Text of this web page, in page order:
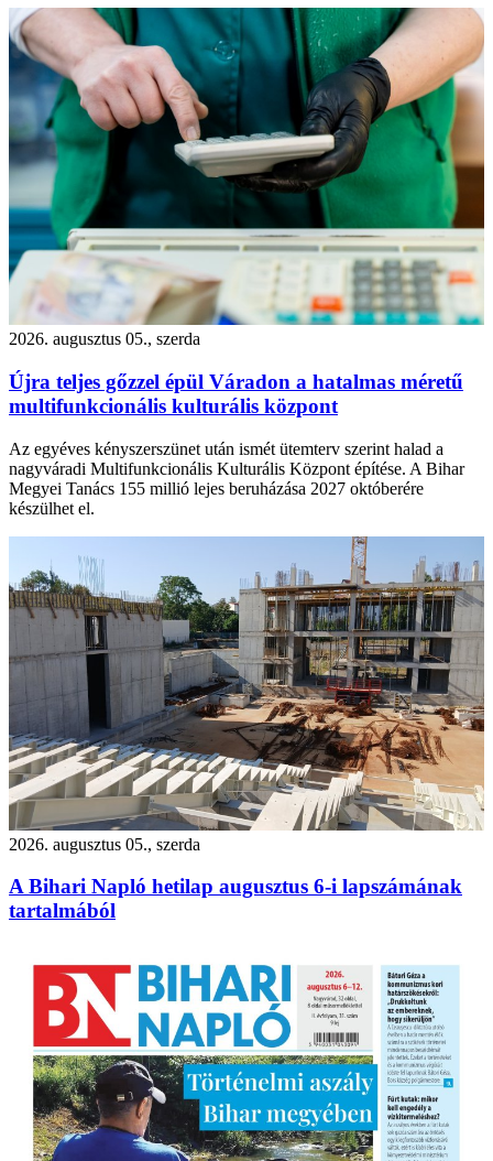
2026. augusztus 05., szerda
Újra teljes gőzzel épül Váradon a hatalmas méretű
multifunkcionális kulturális központ
Az egyéves kényszerszünet után ismét ütemterv szerint halad a
nagyváradi Multifunkcionális Kulturális Központ építése. A Bihar
Megyei Tanács 155 millió lejes beruházása 2027 októberére
készülhet el.
2026. augusztus 05., szerda
A Bihari Napló hetilap augusztus 6-i lapszámának
tartalmából